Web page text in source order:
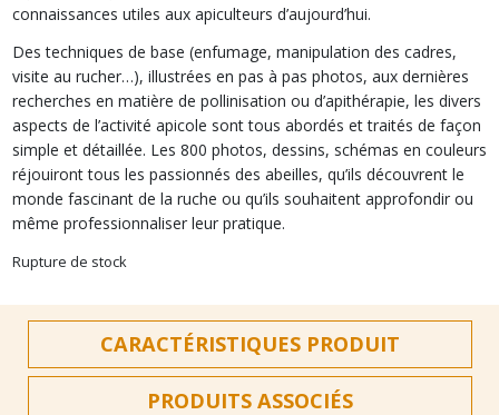
connaissances utiles aux apiculteurs d’aujourd’hui.
Des techniques de base (enfumage, manipulation des cadres,
visite au rucher…), illustrées en pas à pas photos, aux dernières
recherches en matière de pollinisation ou d’apithérapie, les divers
aspects de l’activité apicole sont tous abordés et traités de façon
simple et détaillée. Les 800 photos, dessins, schémas en couleurs
réjouiront tous les passionnés des abeilles, qu’ils découvrent le
monde fascinant de la ruche ou qu’ils souhaitent approfondir ou
même professionnaliser leur pratique.
Rupture de stock
CARACTÉRISTIQUES PRODUIT
PRODUITS ASSOCIÉS